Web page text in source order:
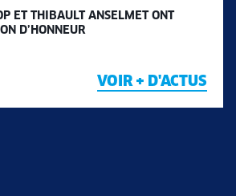
ET THIBAULT ANSELMET ONT
D’HONNEUR
VOIR + D'ACTUS